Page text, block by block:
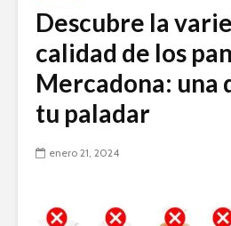
Descubre la
calidad de los
Mercadona: una
tu paladar
enero 21, 2024